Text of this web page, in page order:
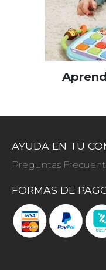
AYUDA EN TU
Preguntas
FORMAS DE